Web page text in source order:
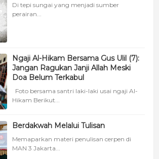
Di tepi sungai yang menjadi sumber
perairan...
Ngaji Al-Hikam Bersama Gus Ulil (7):
Jangan Ragukan Janji Allah Meski
Doa Belum Terkabul
Foto bersama santri laki-laki usai ngaji Al-
Hikam Berikut...
Berdakwah Melalui Tulisan
Memaparkan materi penulisan cerpen di
MAN 3 Jakarta...